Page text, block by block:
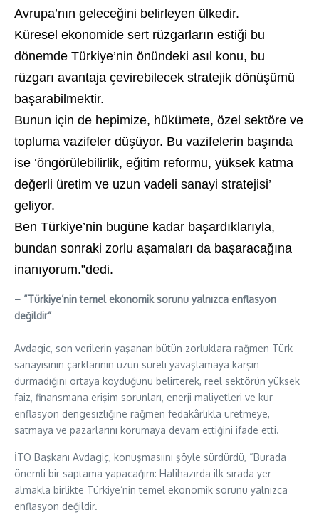
Avrupa’nın geleceğini belirleyen ülkedir.
Küresel ekonomide sert rüzgarların estiği bu
dönemde Türkiye’nin önündeki asıl konu, bu
rüzgarı avantaja çevirebilecek stratejik dönüşümü
başarabilmektir.
Bunun için de hepimize, hükümete, özel sektöre ve
topluma vazifeler düşüyor. Bu vazifelerin başında
ise ‘öngörülebilirlik, eğitim reformu, yüksek katma
değerli üretim ve uzun vadeli sanayi stratejisi’
geliyor.
Ben Türkiye’nin bugüne kadar başardıklarıyla,
bundan sonraki zorlu aşamaları da başaracağına
inanıyorum.”dedi.
– “Türkiye’nin temel ekonomik sorunu yalnızca enflasyon
değildir”
Avdagiç, son verilerin yaşanan bütün zorluklara rağmen Türk
sanayisinin çarklarının uzun süreli yavaşlamaya karşın
durmadığını ortaya koyduğunu belirterek, reel sektörün yüksek
faiz, finansmana erişim sorunları, enerji maliyetleri ve kur-
enflasyon dengesizliğine rağmen fedakârlıkla üretmeye,
satmaya ve pazarlarını korumaya devam ettiğini ifade etti.
İTO Başkanı Avdagiç, konuşmasıını şöyle sürdürdü, “Burada
önemli bir saptama yapacağım: Halihazırda ilk sırada yer
almakla birlikte Türkiye’nin temel ekonomik sorunu yalnızca
enflasyon değildir.